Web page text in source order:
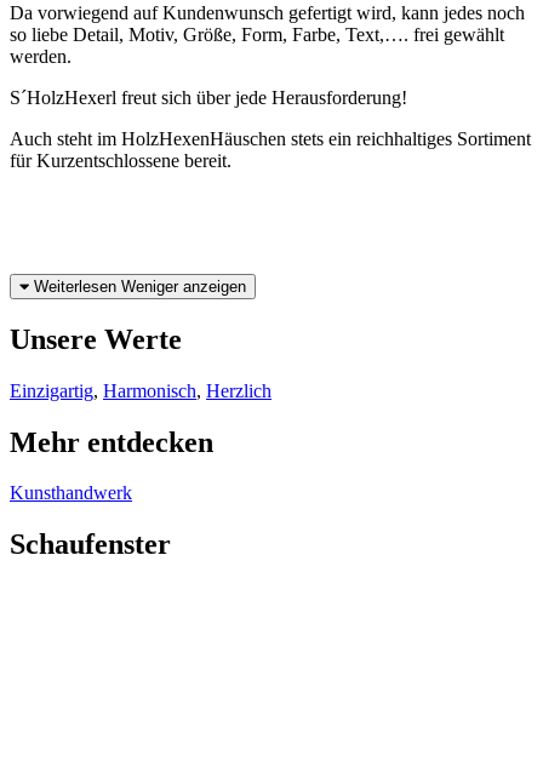
Da vorwiegend auf Kundenwunsch gefertigt wird, kann jedes noch
so liebe Detail, Motiv, Größe, Form, Farbe, Text,…. frei gewählt
werden.
S´HolzHexerl freut sich über jede Herausforderung!
Auch steht im HolzHexenHäuschen stets ein reichhaltiges Sortiment
für Kurzentschlossene bereit.
Weiterlesen Weniger anzeigen
Unsere Werte
Einzigartig, Harmonisch, Herzlich
Mehr entdecken
Kunsthandwerk
Schaufenster